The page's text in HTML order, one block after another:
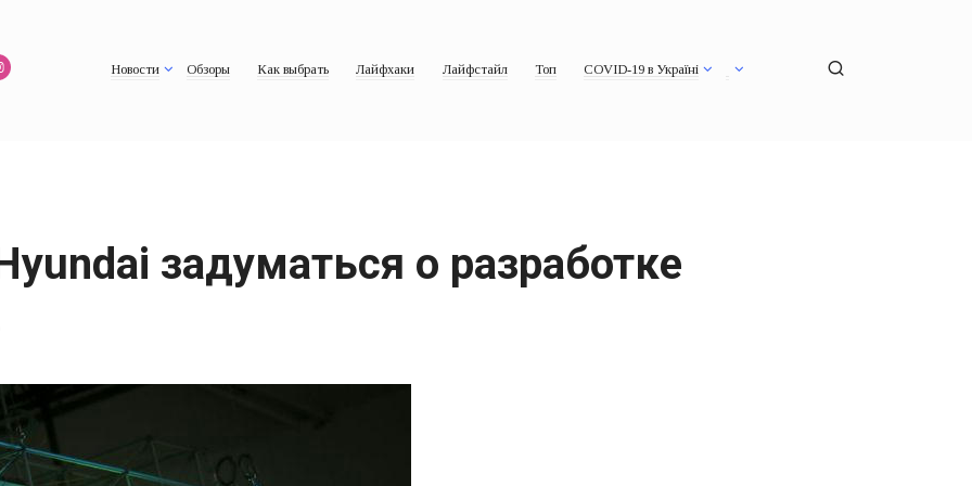
Новости Обзоры Как выбрать Лайфхаки Лайфстайл Топ COVID-19 в Україні
задуматься о разработке